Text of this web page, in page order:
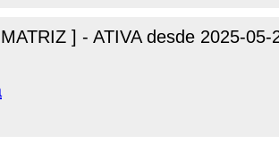
] - ATIVA desde 2025-05-